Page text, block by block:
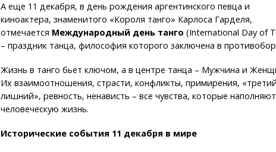
А еще 11 декабря, в день рождения аргентинского певца и
киноактера, знаменитого «Короля танго» Карлоса Гарделя,
отмечается Международный день танго (International Day of
– праздник танца, философия которого заключена в
Жизнь в танго бьет ключом, а в центре танца – Мужчина и
Их взаимоотношения, страсти, конфликты, примирения, «третий
лишний», ревность, ненависть – все чувства, которые наполняют
человеческую жизнь.
Исторические события 11 декабря в мире